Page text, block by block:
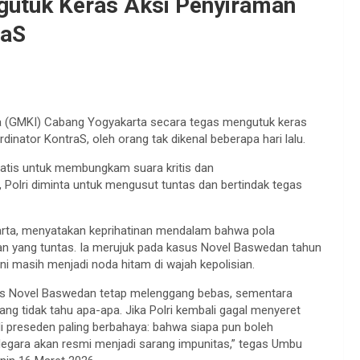
Cabang Yogyakarta secara tegas mengutuk keras
KontraS, oleh orang tak dikenal beberapa hari lalu.
untuk membungkam suara kritis dan
diminta untuk mengusut tuntas dan bertindak tegas
menyatakan keprihatinan mendalam bahwa pola
yang tuntas. Ia merujuk pada kasus Novel Baswedan tahun
masih menjadi noda hitam di wajah kepolisian.
Novel Baswedan tetap melenggang bebas, sementara
tidak tahu apa-apa. Jika Polri kembali gagal menyeret
paling berbahaya: bahwa siapa pun boleh
akan resmi menjadi sarang impunitas,” tegas Umbu